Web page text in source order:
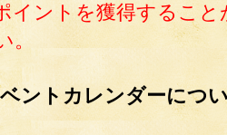
ントを獲得すること
。
ントカレンダーにつ